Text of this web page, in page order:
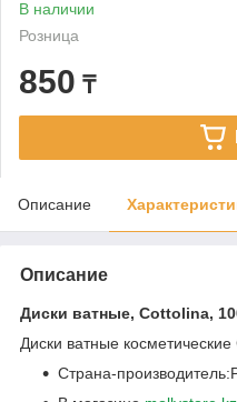
В наличии
Розница
850 ₸
Описание
Описание
Диски ватные, Cottolina,
Диски ватные
Страна-